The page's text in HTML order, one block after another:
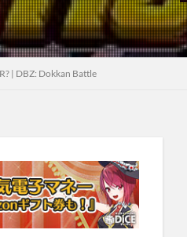
| DBZ: Dokkan Battle